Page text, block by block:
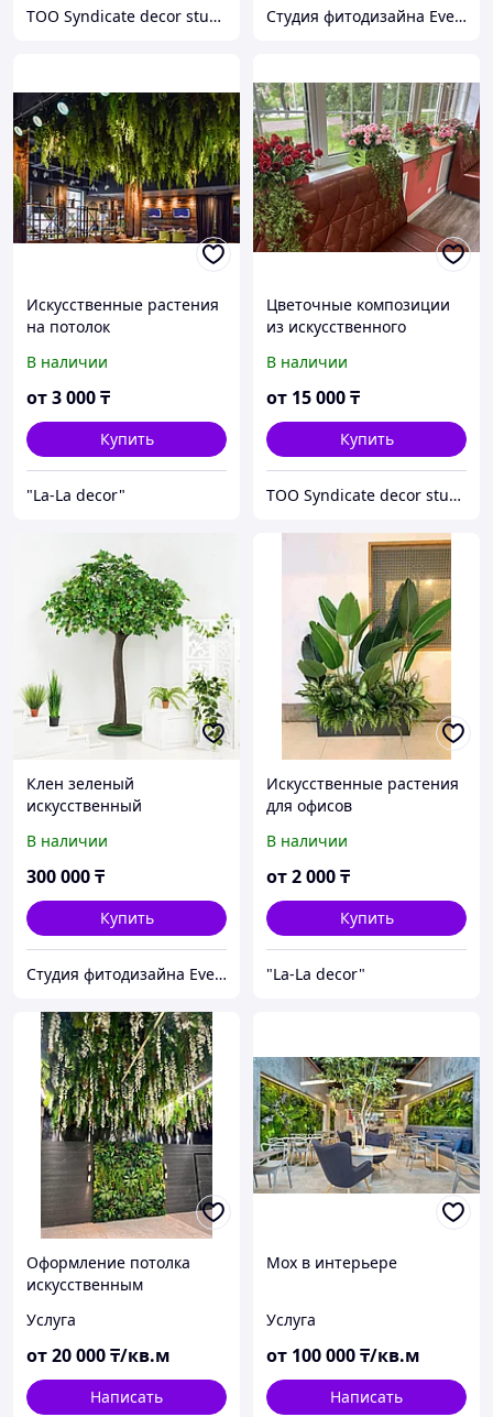
TOO Syndicate decor studio Студия фитодизайна EverGreen
Искусственные растения
на потолок
В наличии
от3 000₸
Купить
"La-La decor"
Цветочные композиции
из искусственного
качества
В наличии
от 15 000₸
Купить
TOO Syndicate decor studio
Клен зеленый
искусственный
В наличии
300 000₸
Купить
Студия фитодизайна EverGreen
Искусственные растения
для офисов
В наличии
от2 000₸
Купить
"La-La decor"
Оформление потолка
искусственным
качества
Услуга
от20 000₸/кв.м
Написать
Мох в интерьере
Услуга
от 100 000₸/кв.м
Написать